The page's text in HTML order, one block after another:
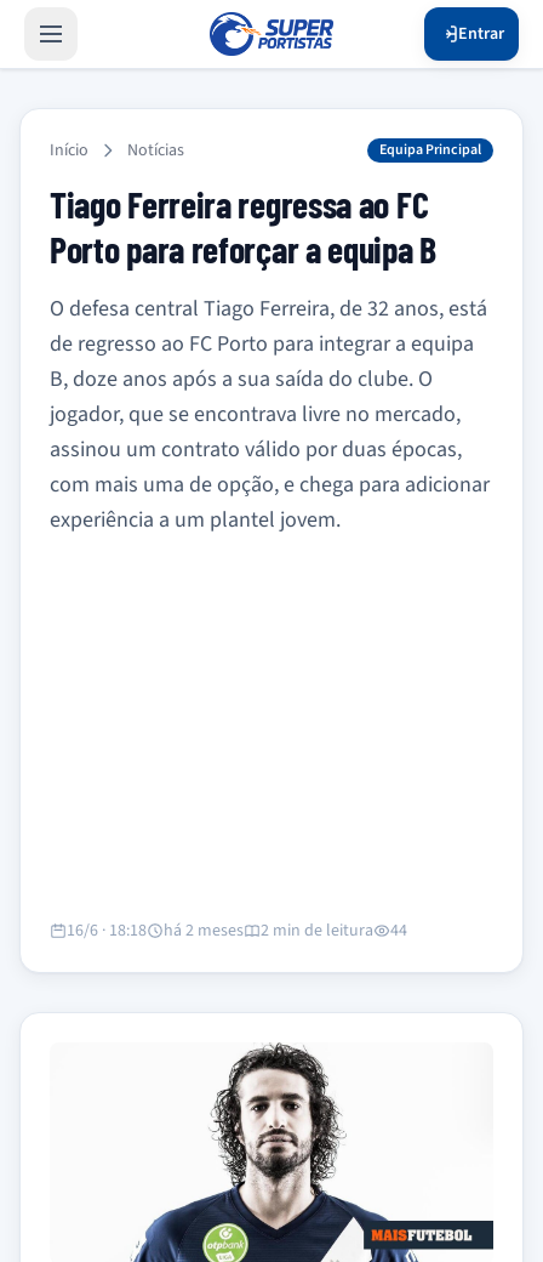
Entrar
Início Notícias Equipa Principal
Tiago Ferreira regressa ao FC
Porto para reforçar a equipa B
O defesa central Tiago Ferreira, de 32 anos, está
de regresso ao FC Porto para integrar a equipa
B, doze anos após a sua saída do clube. O
jogador, que se encontrava livre no mercado,
assinou um contrato válido por duas épocas,
com mais uma de opção, e chega para adicionar
experiência a um plantel jovem.
16/6 · 18:18 há 2 meses 2 min de leitura 44